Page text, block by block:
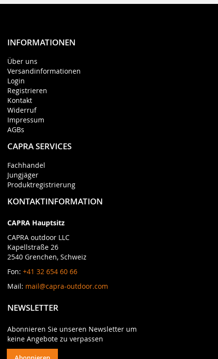
INFORMATIONEN
Über uns
Versandinformationen
Login
Registrieren
Kontakt
Widerruf
Impressum
AGBs
CAPRA SERVICES
Fachhandel
Jungjäger
Produktregistrierung
KONTAKTINFORMATION
CAPRA Hauptsitz
CAPRA outdoor LLC
Kapellstraße 26
2540 Grenchen, Schweiz
Fon: +41 32 654 60 66
Mail: mail@capra-outdoor.com
NEWSLETTER
Abonnieren Sie unseren Newsletter um
keine Angebote zu verpassen